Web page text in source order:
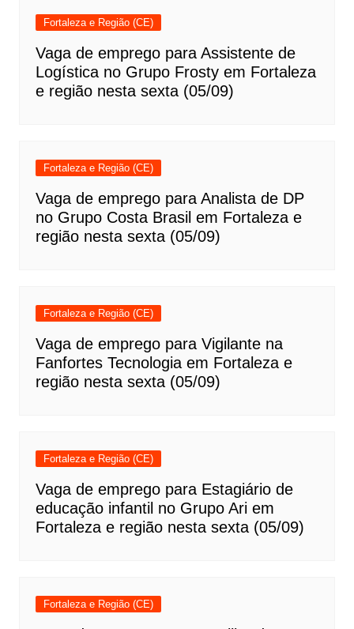
Fortaleza e Região (CE)
Vaga de emprego para Assistente de
Logística no Grupo Frosty em Fortaleza
e região nesta sexta (05/09)
Fortaleza e Região (CE)
Vaga de emprego para Analista de DP
no Grupo Costa Brasil em Fortaleza e
região nesta sexta (05/09)
Fortaleza e Região (CE)
Vaga de emprego para Vigilante na
Fanfortes Tecnologia em Fortaleza e
região nesta sexta (05/09)
Fortaleza e Região (CE)
Vaga de emprego para Estagiário de
educação infantil no Grupo Ari em
Fortaleza e região nesta sexta (05/09)
Fortaleza e Região (CE)